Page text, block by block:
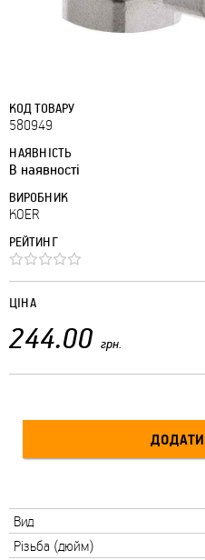
КОД ТОВАРУ
580949
НАЯВНІСТЬ
В наявності
ВИРОБНИК
KOER
РЕЙТИНГ
ЦІНА
244.00 грн.
Вид
Різьба (дюйм)